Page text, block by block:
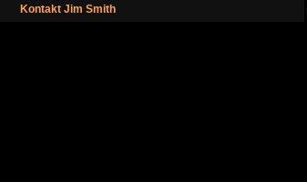
Kontakt Jim Smith